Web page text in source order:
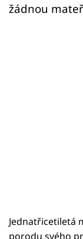
žádnou
Jednatřicetiletá
porodu svého